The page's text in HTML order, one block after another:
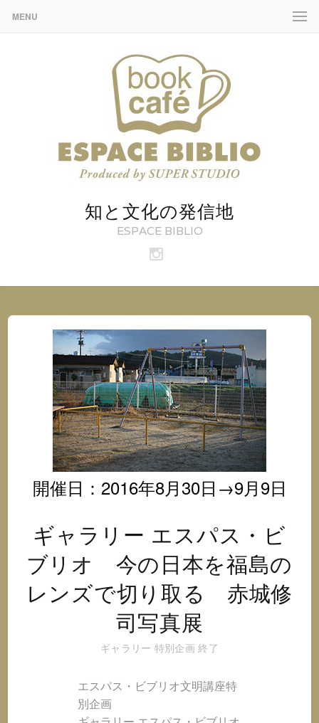
MENU
知と文化の発信地
ESPACE BIBLIO
ブ
オ
イ
ン
ス
タ
グ
ラ
ム
開催日：2016年8月30日→9月9日
ギャラリー エスパス・ビ
ブリオ 今の日本を福島の
レンズで切り取る 赤城修
司写真展
ギャラリー 特別企画 終了
エスパス・ビブリオ文明講座特
別企画